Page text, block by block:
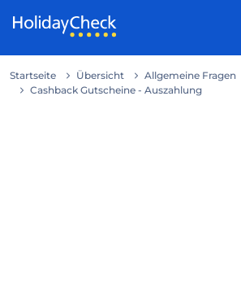
Startseite Übersicht
Allgemeine Fragen
Cashback Gutscheine - Auszahlung